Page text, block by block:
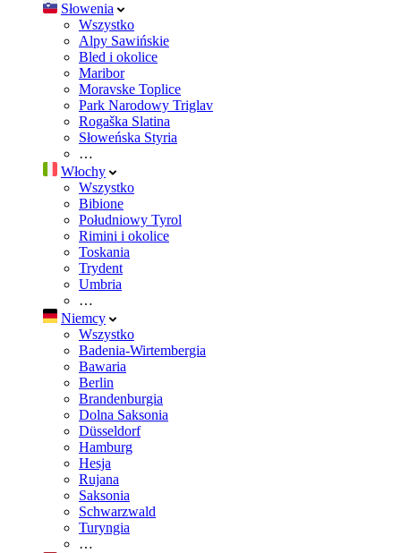
Słowenia
Wszystko
Alpy Sawińskie
Bled i okolice
Maribor
Moravske Toplice
Park Narodowy Triglav
Rogaška Slatina
Słoweńska Styria
…
Włochy
Wszystko
Bibione
Południowy Tyrol
Rimini i okolice
Toskania
Trydent
Umbria
…
Niemcy
Wszystko
Badenia-Wirtembergia
Bawaria
Berlin
Brandenburgia
Dolna Saksonia
Düsseldorf
Hamburg
Hesja
Rujana
Saksonia
Schwarzwald
Turyngia
…